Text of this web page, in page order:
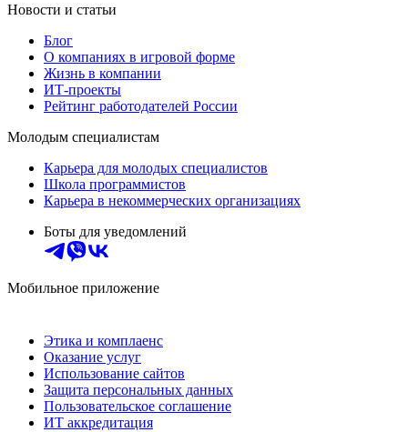
Новости и статьи
Блог
О компаниях в игровой форме
Жизнь в компании
ИТ-проекты
Рейтинг работодателей России
Молодым специалистам
Карьера для молодых специалистов
Школа программистов
Карьера в некоммерческих организациях
Боты для уведомлений
Мобильное приложение
Этика и комплаенс
Оказание услуг
Использование сайтов
Защита персональных данных
Пользовательское соглашение
ИТ аккредитация